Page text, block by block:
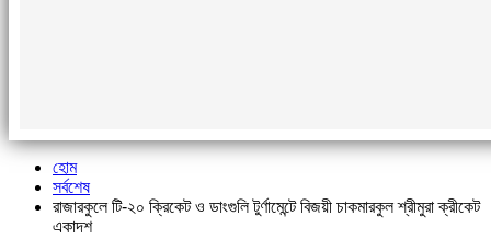
হোম
সর্বশেষ
রাজারকুলে টি-২০ ক্রিকেট ও ডাংগুলি টুর্ণামেন্টে বিজয়ী চাকমারকুল শ্রীমুরা ক্রীকেট
একাদশ